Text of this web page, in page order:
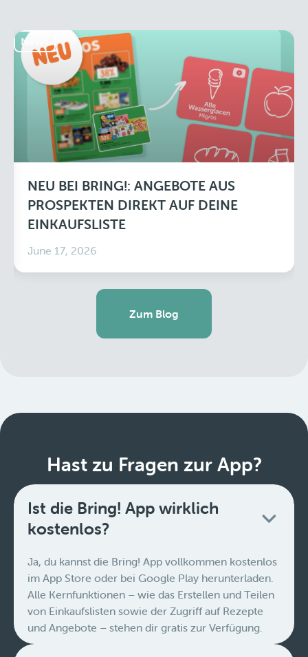
News
NEU BEI BRING!: ANGEBOTE AUS
PROSPEKTEN DIREKT AUF DEINE
EINKAUFSLISTE
June 17, 2026
Zum Blog
Hast zu Fragen zur App?
Ist die Bring! App wirklich
kostenlos?
Ja, du kannst die Bring! App vollkommen kostenlos
im App Store oder bei Google Play herunterladen.
Alle Kernfunktionen – wie das Erstellen und Teilen
von Einkaufslisten sowie der Zugriff auf Rezepte
und Angebote – stehen dir gratis zur Verfügung.